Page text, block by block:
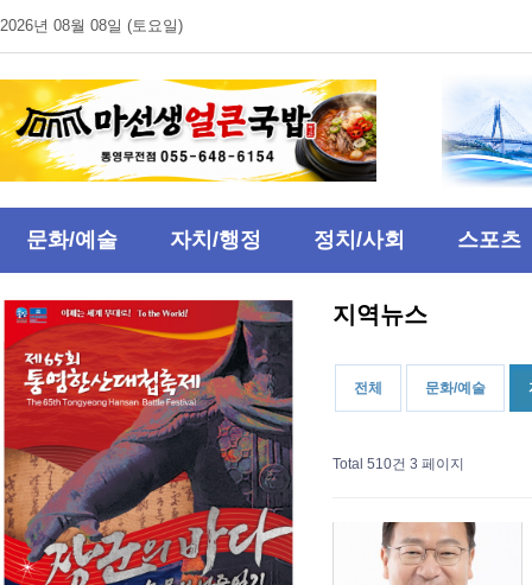
2026년 08월 08일 (토요일)
문화/예술 자치/행정 정치/사회 스포츠
지역뉴스
전체 문화/예술
Total 510건 3 페이지